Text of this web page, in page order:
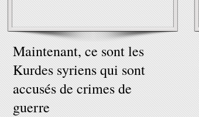
Maintenant, ce sont les
Kurdes syriens qui sont
accusés de crimes de
guerre